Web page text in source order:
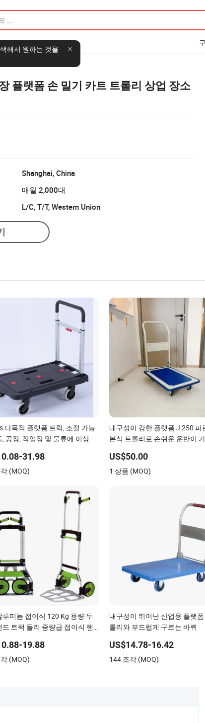
해서 원하는 것을
플랫폼 손 밀기 카트 트롤리 상업 장소
Shanghai, China
매월 2,000대
L/C, T/T, Western Union
다목적 플랫폼 트럭, 조절 가능
공장, 작업장 및 물류에 이상적
31.98
(MOQ)
내구성이 강한 플랫폼 J 250 파
본식 트롤리로 손쉬운 운반이 가
US$50.00
1 상품 (MOQ)
루미늄 접이식 120 Kg 용량 두
드 트럭 돌리 중량급 접이식 핸
19.88
(MOQ)
내구성이 뛰어난 산업용 플랫폼
롤리와 부드럽게 구르는 바퀴
US$14.78-16.42
144 조각 (MOQ)